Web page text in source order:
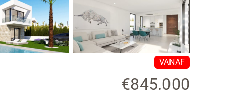
€845.000
VANAF